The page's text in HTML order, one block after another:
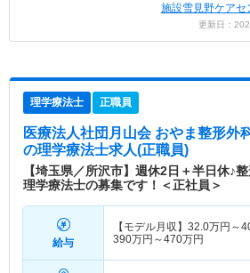
施設雪見野ケア
更新日：
理学療法士 正職員
医療法人社団月山会 おやま整形外
の理学療法士求人(正職員)
【埼玉県／所沢市】週休2日＋半日休♪
理学療法士の募集です！＜正社員＞
給与
【モデル月収】 32.0万円～
390万円～470万円